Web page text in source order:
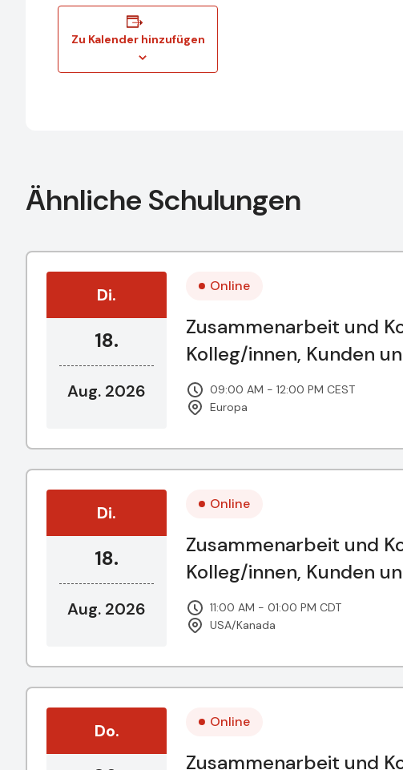
Zu Kalender hinzufügen
Ähnliche Schulungen
Di.
18.
Aug. 2026
Online
Zusammenarbeit und
Kolleg/innen, Kunden
09:00 AM - 12:00 PM CEST
Europa
Di.
18.
Aug. 2026
Online
Zusammenarbeit und
Kolleg/innen, Kunden
11:00 AM - 01:00 PM CDT
USA/Kanada
Do. Online
Zusammenarbeit und